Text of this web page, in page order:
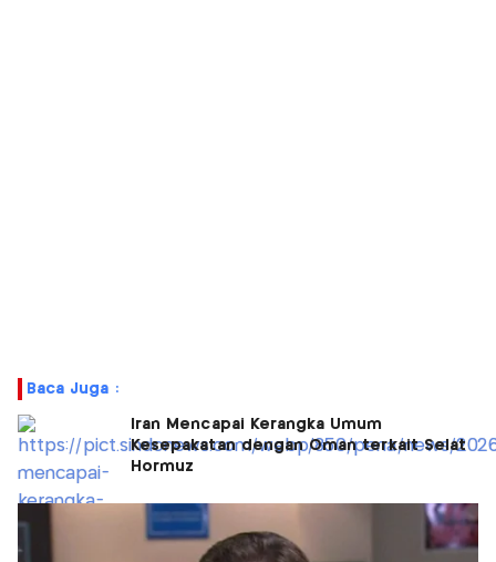
Baca Juga :
Iran Mencapai Kerangka Umum
Kesepakatan dengan Oman terkait Selat
Hormuz